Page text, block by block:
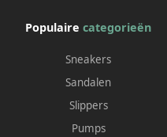
Populaire categorieën
Sneakers
Sandalen
Slippers
Pumps